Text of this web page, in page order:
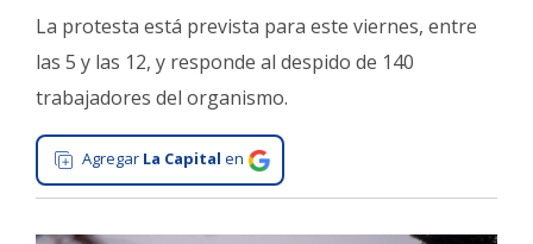
Tecnología
Gastronomía
Salud
Interés
La protesta está prevista para este viernes, entre
las 5 y las 12, y responde al despido de 140
trabajadores del organismo.
Agregar La Capital en